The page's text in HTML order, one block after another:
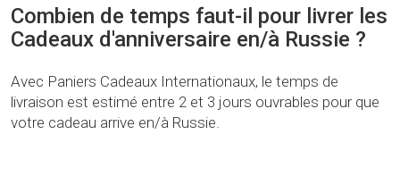
Combien de temps faut-il pour livrer les
Cadeaux d'anniversaire en/à Russie ?
Avec Paniers Cadeaux Internationaux, le temps de
livraison est estimé entre 2 et 3 jours ouvrables pour que
votre cadeau arrive en/à Russie.